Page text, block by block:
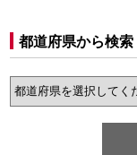
都道府県から検索